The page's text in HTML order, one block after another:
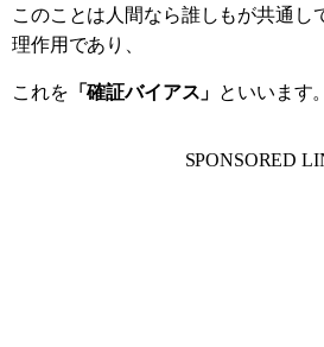
このことは人間なら誰しもが共通し
理作用であり、
これを 「確証バイアス」 といいます。
SPONSORED